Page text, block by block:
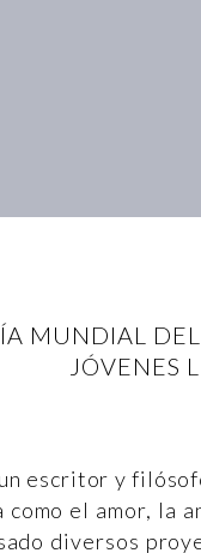
MUNDIAL
JÓVENES
escritor y
como el amor, la
diversos